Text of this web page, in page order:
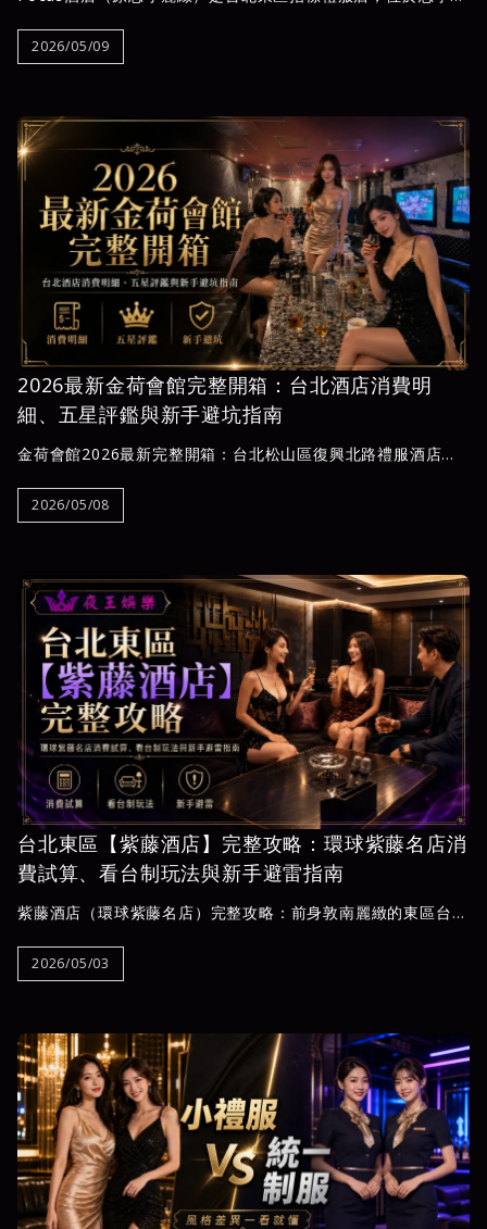
等消費明細，帶你看懂選妃流程、防坑技巧與兩小時預算試算，
是商務應酬族與新手第一次進場必讀的實用指南。
2026/05/09
2026最新金荷會館完整開箱：台北酒店消費明
細、五星評鑑與新手避坑指南
金荷會館2026最新完整開箱：台北松山區復興北路禮服酒店消
五星評分，附新手防灌單指南與進場SOP，幫你避開常見坑點，
輕鬆安排商務應酬或首次消費。
2026/05/08
台北東區【紫藤酒店】完整攻略：環球紫藤名店消
費試算、看台制玩法與新手避雷指南
紫藤酒店（環球紫藤名店）完整攻略：前身敦南麗緻的東區台北
用明細、2人至4人實際消費試算、新手防灌單教學與進場流
程，協助商務客與初訪者安心掌握每一筆消費。
2026/05/03